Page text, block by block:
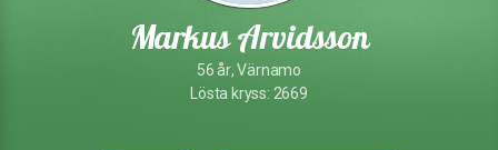
Markus Arvidsson
56 år, Värnamo
Lösta kryss: 2669